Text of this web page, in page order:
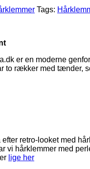
Tags:
er en moderne
to rækker med tænder,
retro-looket med
vi hårklemmer med
lige her